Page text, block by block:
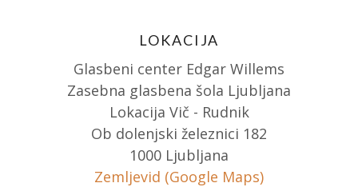
LOKACIJA
Glasbeni center Edgar Willems
Zasebna glasbena šola Ljubljana
Lokacija Vič - Rudnik
Ob dolenjski železnici 182
1000 Ljubljana
Zemljevid (Google Maps)